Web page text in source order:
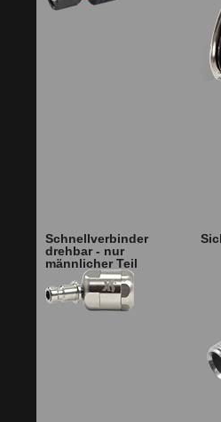
Schnellverbinder
drehbar - nur
männlicher Teil